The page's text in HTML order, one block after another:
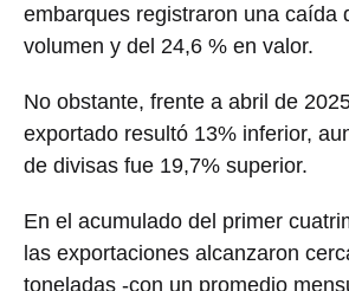
embarques registraron una caída
volumen y del 24,6 % en valor.
No obstante, frente a abril de
exportado resultó 13% inferior,
de divisas fue 19,7% superior.
En el acumulado del primer
las exportaciones alcanzaron
toneladas -con un promedio